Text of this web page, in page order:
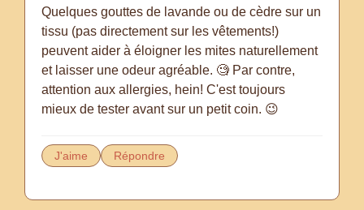
Quelques gouttes de lavande ou de cèdre sur un
tissu (pas directement sur les vêtements!)
peuvent aider à éloigner les mites naturellement
et laisser une odeur agréable. 🧐 Par contre,
attention aux allergies, hein! C'est toujours
mieux de tester avant sur un petit coin. 😉
J'aime Répondre